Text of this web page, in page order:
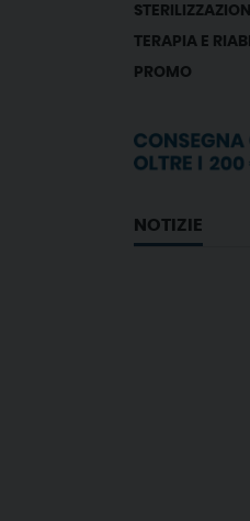
TERAPIA E
PROMO
NOTIZIE